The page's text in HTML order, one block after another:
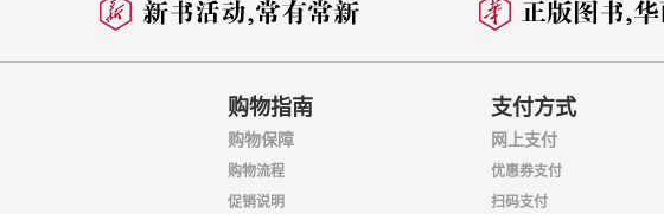
购物指南
购物保障
购物流程
促销说明
支付方式
网上支付
优惠券支付
扫码支付